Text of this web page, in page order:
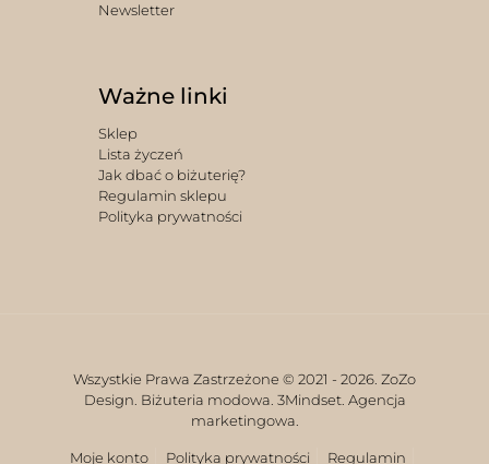
Newsletter
Ważne linki
Sklep
Lista życzeń
Jak dbać o biżuterię?
Regulamin sklepu
Polityka prywatności
Wszystkie Prawa Zastrzeżone © 2021 - 2026. ZoZo
Design. Biżuteria modowa. 3Mindset. Agencja
marketingowa.
Moje konto Polityka prywatności Regulamin